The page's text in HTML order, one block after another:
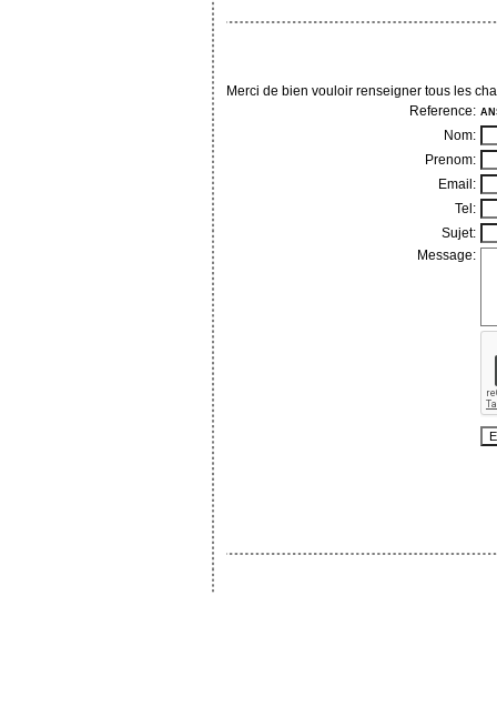
Merci de bien vouloir renseigner tous les
Reference:
Nom:
Prenom:
Email:
Tel:
Sujet:
Message: